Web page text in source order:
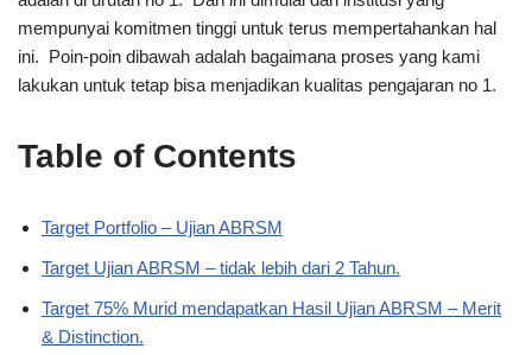
mempunyai komitmen tinggi untuk terus mempertahankan hal
ini. Poin-poin dibawah adalah bagaimana proses yang kami
lakukan untuk tetap bisa menjadikan kualitas pengajaran no 1.
Table of Contents
Target Portfolio – Ujian ABRSM
Target Ujian ABRSM – tidak lebih dari 2 Tahun.
Target 75% Murid mendapatkan Hasil Ujian ABRSM – Merit
& Distinction.